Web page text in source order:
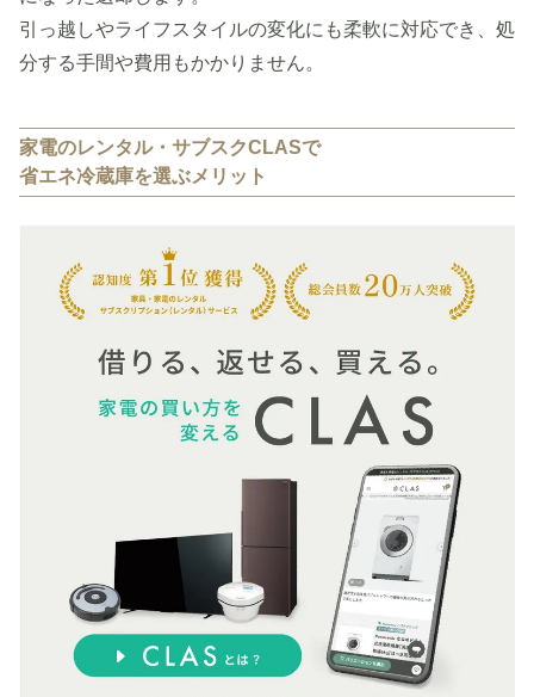
引っ越しやライフスタイルの変化にも柔軟に対応でき、処
分する手間や費用もかかりません。
家電のレンタル・サブスクCLASで
省エネ冷蔵庫を選ぶメリット